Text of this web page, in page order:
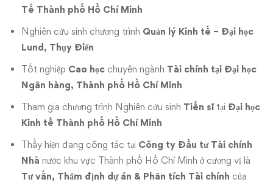
Tế Thành phố Hồ Chí Minh
Nghiên cứu sinh chương trình Quản lý Kinh tế – Đại học
Lund, Thụy Điển
Tốt nghiệp Cao học chuyên ngành Tài chính tại Đại học
Ngân hàng, Thành phố Hồ Chí Minh
Tham gia chương trình Nghiên cứu sinh Tiến sĩtại Đại học
Kinh tế Thành phố Hồ Chí Minh
Thầy hiện đang công tác tại Công ty Đầu tư Tài chính
Nhà nước khu vực Thành phố Hồ Chí Minh ở cương vị là
Tư vấn, Thẩm định dự án & Phân tích Tài chính của